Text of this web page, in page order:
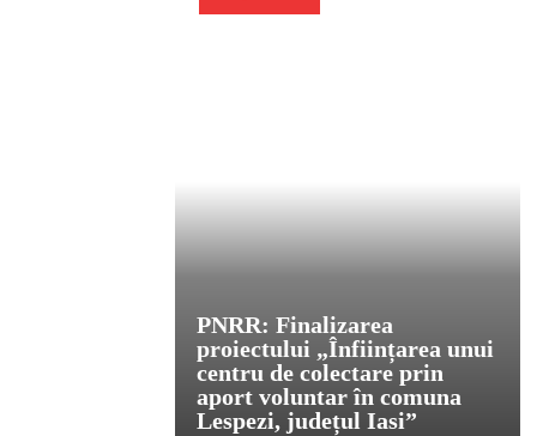
PNRR: Finalizarea
proiectului „Înființarea unui
centru de colectare prin
aport voluntar în comuna
Lespezi, județul Iasi”